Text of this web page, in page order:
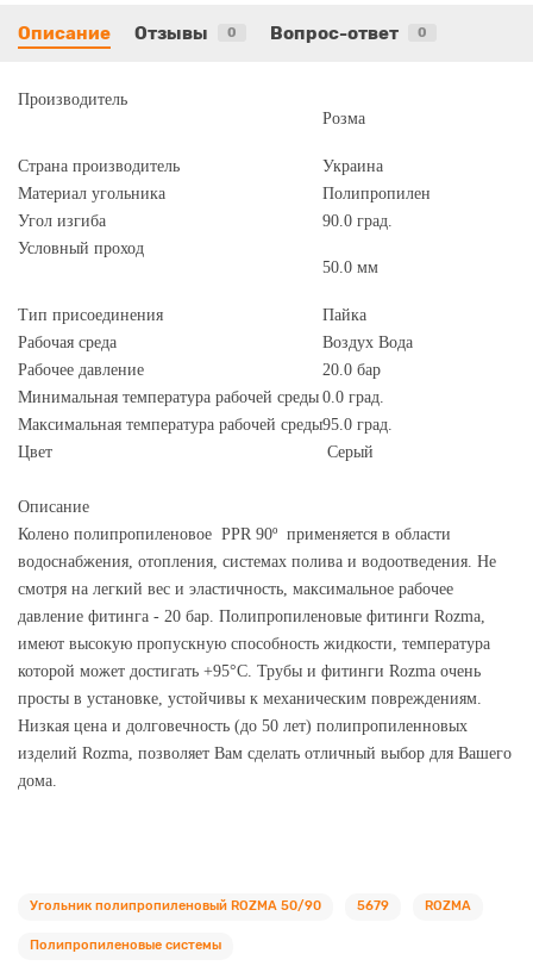
Описание Отзывы 0 Вопрос-ответ 0
Производитель
Розма
Страна производитель
Украина
Материал угольника
Полипропилен
Угол изгиба
90.0 град.
Условный проход
50.0 мм
Тип присоединения
Пайка
Рабочая среда
Воздух Вода
Рабочее давление
20.0 бар
Минимальная температура рабочей среды 0.0 град.
Максимальная температура рабочей среды95.0 град.
Цвет
Серый
Описание
Колено полипропиленовое PPR 90º применяется в области
водоснабжения, отопления, системах полива и водоотведения. Не
смотря на легкий вес и эластичность, максимальное рабочее
давление фитинга - 20 бар. Полипропиленовые фитинги Rozma,
имеют высокую пропускную способность жидкости, температура
которой может достигать +95°С. Трубы и фитинги Rozma очень
просты в установке, устойчивы к механическим повреждениям.
Низкая цена и долговечность (до 50 лет) полипропиленновых
изделий Rozma, позволяет Вам сделать отличный выбор для Вашего
дома.
Угольник полипропиленовый ROZMA 50/90 5679 ROZMA
Полипропиленовые системы